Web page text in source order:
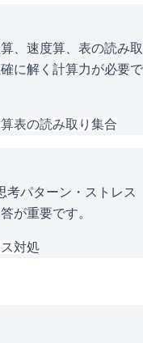
、速度算、表の読み取
に解く計算力が必要で
表の読み取り 集合
考パターン・ストレス
が重要です。
対処